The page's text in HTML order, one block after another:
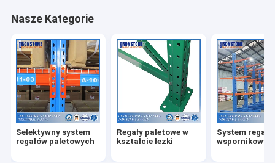
Moduły odbioru magazynu
Produkty z siatki drucianej
Produkty bezpieczeństwa w stojakach
System regałów ASRS
Nasze Kategorie
Selektywny system
regałów paletowych
Regały paletowe w
kształcie łezki
System